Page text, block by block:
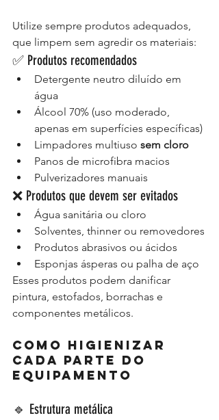
Utilize sempre produtos adequados,
que limpem sem agredir os materiais:
✅ Produtos recomendados
Detergente neutro diluído em
água
Álcool 70% (uso moderado,
apenas em superfícies específicas)
Limpadores multiuso sem cloro
Panos de microfibra macios
Pulverizadores manuais
❌ Produtos que devem ser evitados
Água sanitária ou cloro
Solventes, thinner ou removedores
Produtos abrasivos ou ácidos
Esponjas ásperas ou palha de aço
Esses produtos podem danificar
pintura, estofados, borrachas e
componentes metálicos.
Como higienizar
cada parte do
equipamento
🔹 Estrutura metálica